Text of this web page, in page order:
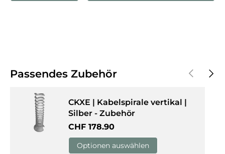
Passendes Zubehör Vorherige
CKXE | Kabelspirale vertikal |
Silber - Zubehör
Normaler Preis
CHF 178.90
Optionen auswählen